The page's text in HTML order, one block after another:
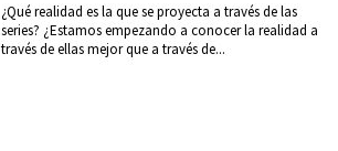
¿Qué realidad es la que se proyecta a través de las
series? ¿Estamos empezando a conocer la realidad a
través de ellas mejor que a través de...